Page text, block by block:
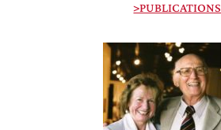
>PUBLICATIONS